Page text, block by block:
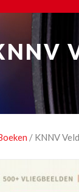
/ KNNV